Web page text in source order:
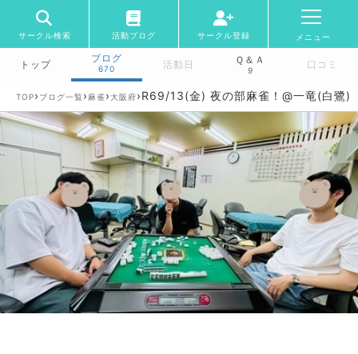
サークル検索 活動ブログ サークル登録 メニュー
トップ
ブログ
670 活動日 Ｑ＆Ａ
9 口コミ
TOP› ブログ一覧 › 麻雀 › 大阪府›R69/13(金) 夜の部麻雀！@一竜(白鷺)